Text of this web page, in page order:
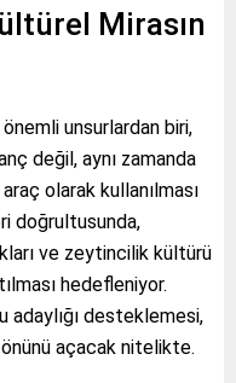
Mirasın
unsurlardan biri,
değil, aynı zamanda
olarak kullanılması
doğrultusunda,
ve zeytincilik kültürü
hedefleniyor.
adaylığı desteklemesi,
önünü açacak nitelikte.